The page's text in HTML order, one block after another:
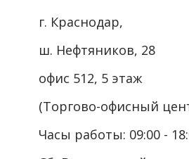
г. Краснодар,
ш. Нефтяников, 28
офис 512, 5 этаж
(Торгово-офисный
Часы работы: 09:00 -